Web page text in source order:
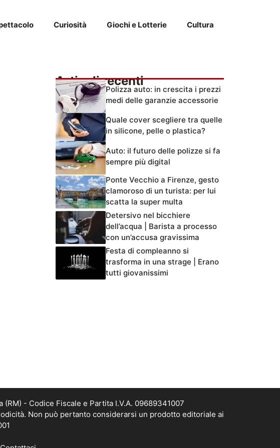
Curiosità Giochi e Lotterie Cultura
Articoli recenti
Polizza auto: in crescita i prezzi
medi delle garanzie accessorie
Quale cover scegliere tra quelle
in silicone, pelle o plastica?
Auto: il futuro delle polizze si fa
sempre più digital
Ponte Vecchio a Firenze, gesto
clamoroso di un turista: per lui
scatta la super multa
Detersivo nel bicchiere
dell’acqua | Barista a processo
con un’accusa gravissima
Festa di compleanno si
trasforma in una strage | Erano
tutti giovanissimi
(RM) - Codice Fiscale e Partita I.V.A. 09689341007
Non può pertanto considerarsi un prodotto editoriale ai